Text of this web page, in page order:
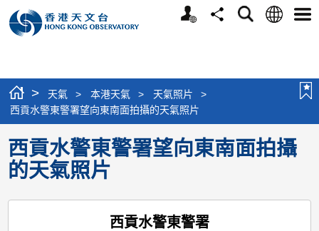
個
分
搜
語
選
> 天氣 > 本港天氣 > 天氣照片
>
西貢水警東警署望向東南面拍攝的天氣照片
西貢水警東警署望向東南面拍攝
的天氣照片
西貢水警東警署